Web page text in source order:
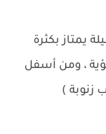
يمتاز بكثرة
، ومن أسفل
زنوبة )